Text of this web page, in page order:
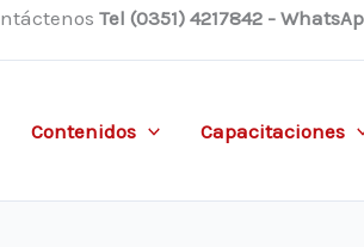
Tel (0351) 4217842 -
Contenidos Capacitaciones